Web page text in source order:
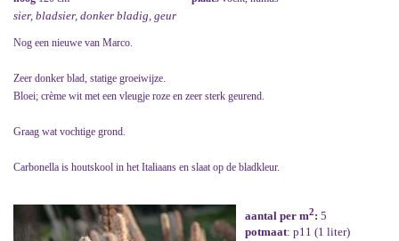
sier, bladsier, donker bladig, geur
Nog een nieuwe van Marco.
Zeer donker blad, statige groeiwijze.
Bloei; crème wit met een vleugje roze en zeer sterk geurend.
Graag wat vochtige grond.
Carbonella is houtskool in het Italiaans en slaat op de bladkleur.
aantal per m2: 5
potmaat: p11 (1 liter)